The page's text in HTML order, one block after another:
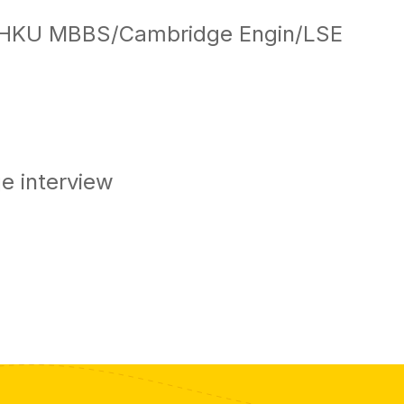
MBBS/Cambridge Engin/LSE
interview